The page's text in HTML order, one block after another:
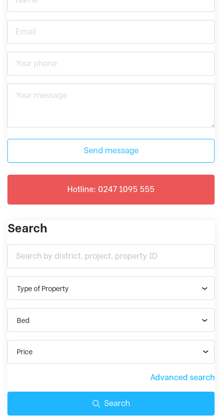
Send message
Hotline: 0247 1095 555
Search
Type of Property
Bed
Price
Advanced search
Search